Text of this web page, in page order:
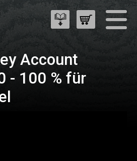
Account
- 100 % für